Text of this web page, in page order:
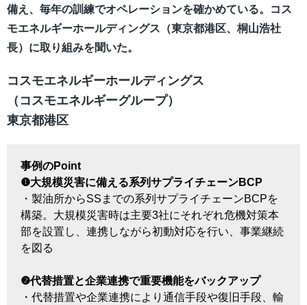
備え、毎年の訓練でオペレーションを確かめている。コス
モエネルギーホールディングス（東京都港区、桐山浩社
長）に取り組みを聞いた。
コスモエネルギーホールディングス
（コスモエネルギーグループ）
東京都港区
事例のPoint
❶大規模災害に備える系列サプライチェーンBCP
・製油所からSSまでの系列サプライチェーンBCPを
構築。大規模災害時は主要3社にそれぞれ危機対策本
部を設置し、連携しながら初動対応を行い、事業継続
を図る
❷代替措置と企業連携で重要機能をバックアップ
・代替措置や企業連携により通信手段や復旧手段、輸